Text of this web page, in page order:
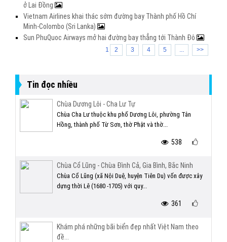
ở Lai Đồng
Vietnam Airlines khai thác sớm đường bay Thành phố Hồ Chí
Minh-Colombo (Sri Lanka)
Sun PhuQuoc Airways mở hai đường bay thẳng tới Thành Đô
1 2 3 4 5 ... >>
Tin đọc nhiều
Chùa Dương Lôi - Cha Lư Tự
Chùa Cha Lư thuộc khu phố Dương Lôi, phường Tân
Hồng, thành phố Từ Sơn, thờ Phật và thờ...
538
Chùa Cổ Lũng - Chùa Đình Cả, Gia Bình, Bắc Ninh
Chùa Cổ Lũng (xã Nội Duệ, huyện Tiên Du) vốn được xây
dựng thời Lê (1680 -1705) với quy...
361
Khám phá những bãi biển đẹp nhất Việt Nam theo
đề...